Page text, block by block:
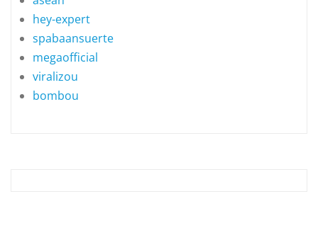
hey-expert
spabaansuerte
megaofficial
viralizou
bombou